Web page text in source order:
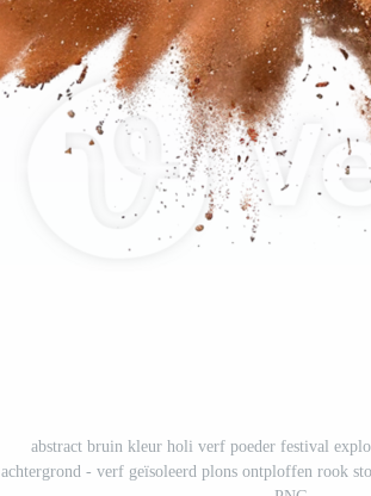
abstract bruin kleur holi verf poeder festival
achtergrond - verf geïsoleerd plons ontploffen rook